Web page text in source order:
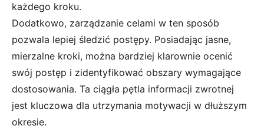
każdego kroku.
Dodatkowo, zarządzanie celami w ten sposób
pozwala lepiej śledzić postępy. Posiadając jasne,
mierzalne kroki, można bardziej klarownie ocenić
swój postęp i zidentyfikować obszary wymagające
dostosowania. Ta ciągła pętla informacji zwrotnej
jest kluczowa dla utrzymania motywacji w dłuższym
okresie.